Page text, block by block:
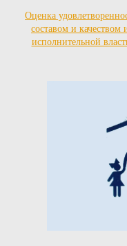
Оценка
составом и
исполнительной